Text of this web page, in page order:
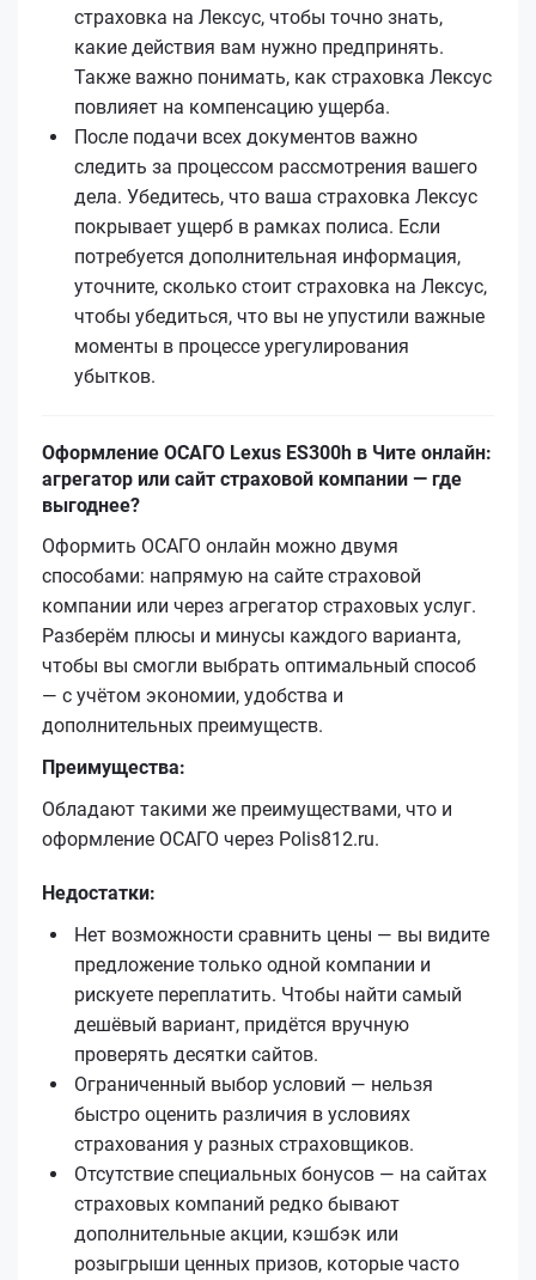
страховка на Лексус, чтобы точно знать,
какие действия вам нужно предпринять.
Также важно понимать, как страховка Лексус
повлияет на компенсацию ущерба.
После подачи всех документов важно
следить за процессом рассмотрения вашего
дела. Убедитесь, что ваша страховка Лексус
покрывает ущерб в рамках полиса. Если
потребуется дополнительная информация,
уточните, сколько стоит страховка на Лексус,
чтобы убедиться, что вы не упустили важные
моменты в процессе урегулирования
убытков.
Оформление ОСАГО Lexus ES300h в Чите онлайн:
агрегатор или сайт страховой компании — где
выгоднее?
Оформить ОСАГО онлайн можно двумя
способами: напрямую на сайте страховой
компании или через агрегатор страховых услуг.
Разберём плюсы и минусы каждого варианта,
чтобы вы смогли выбрать оптимальный способ
— с учётом экономии, удобства и
дополнительных преимуществ.
Преимущества:
Обладают такими же преимуществами, что и
оформление ОСАГО через Polis812.ru.
Недостатки:
Нет возможности сравнить цены — вы видите
предложение только одной компании и
рискуете переплатить. Чтобы найти самый
дешёвый вариант, придётся вручную
проверять десятки сайтов.
Ограниченный выбор условий — нельзя
быстро оценить различия в условиях
страхования у разных страховщиков.
Отсутствие специальных бонусов — на сайтах
страховых компаний редко бывают
дополнительные акции, кэшбэк или
розыгрыши ценных призов, которые часто